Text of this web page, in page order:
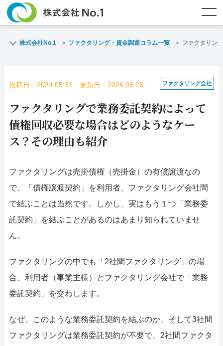
ファクタリングとは？
ファクタリング・資金調達コラム
名古屋支店HP
お電話で
お問合せ
スピード
査定依頼
メールで
お問い合わせ
名古屋支店直通
052-414-4107
福岡支店直通
092-419-2433
ファクタリングで即日資金調達するための方法
株式会社No.1 ファクタリング・資金調達コラム一覧 ファクタリン
投稿日：2024.05.31 更新日：2026.06.26 ファクタリング会社
ファクタリングで業務委託契約によって
債権回収必要な場合はどのようなケー
ス？その理由も紹介
ファクタリングは売掛債権（売掛金）の有償譲渡なの
で、「債権譲渡契約」を利用者、ファクタリング会社間
で結ぶことは当然です。しかし、実はもう１つ「業務委
託契約」を結ぶことがあるのはあまり知られていませ
ん。
ファクタリングの中でも「2社間ファクタリング」の場
合、利用者（事業主様）とファクタリング会社で「業務
委託契約」を交わします。
なぜ、このような業務委託契約を結ぶのか、そして3社間
ファクタリングは業務委託契約が不要で、2社間ファクタ